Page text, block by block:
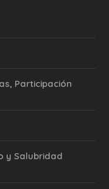
Participación
y Salubridad